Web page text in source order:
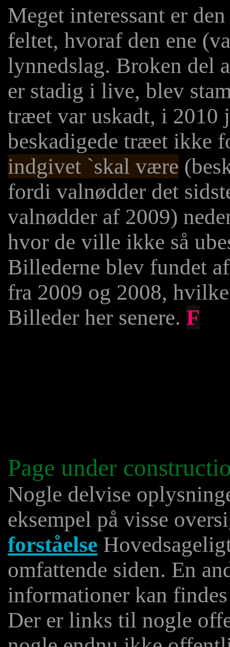
Meget interessant er
feltet, hvoraf den ene
lynnedslag. Broken del
er stadig i live, blev
træet var uskadt, i 2010
beskadigede træet ikke
indgivet `skal være
fordi valnødder det
valnødder af 2009)
hvor de ville ikke så
Billederne blev fundet
fra 2009 og 2008,
Billeder her senere. F
Page under
Nogle delvise
eksempel på visse
forståelse
omfattende siden. En
informationer kan
Der er links til nogle